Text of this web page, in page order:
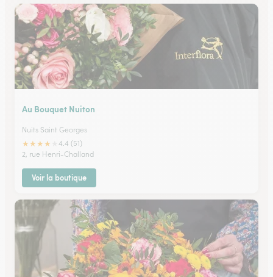
Au Bouquet Nuiton
Nuits Saint Georges
★★★★
4.4 (51)
2, rue Henri-Challand
Voir la boutique